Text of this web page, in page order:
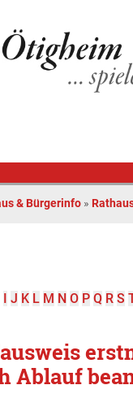
& Bürgerinfo »
I J K L M N O P Q R S
Ablauf